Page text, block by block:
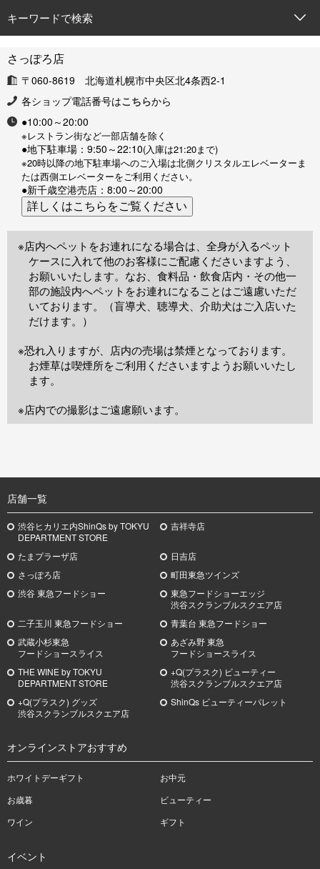
キーワードで検索
さっぽろ店
〒060-8619 北海道札幌市中央区北4条西2-1
各ショップ電話番号はこちらから
●10:00～20:00
※レストラン街など一部店舗を除く
●地下駐車場：9:50～22:10(入庫は21:20まで)
※20時以降の地下駐車場へのご入場は北側クリスタルエレベーターま
たは西側エレベーターをご利用ください。
●新千歳空港売店：8:00～20:00
※店内へペットをお連れになる場合は、全身が入るペット
ケースに入れて他のお客様にご配慮くださいますよう、
お願いいたします。なお、食料品・飲食店内・その他一
部の施設内へペットをお連れになることはご遠慮いただ
いております。（盲導犬、聴導犬、介助犬はご入店いた
だけます。）
※恐れ入りますが、店内の売場は禁煙となっております。
お煙草は喫煙所をご利用くださいますようお願いいたし
ます。
※店内での撮影はご遠慮願います。
店舗一覧
渋谷ヒカリエ内ShinQs by TOKYU
DEPARTMENT STORE
吉祥寺店
たまプラーザ店
日吉店
さっぽろ店
町田東急ツインズ
渋谷 東急フードショー
東急フードショーエッジ
渋谷スクランブルスクエア店
二子玉川 東急フードショー
青葉台 東急フードショー
武蔵小杉東急
フードショースライス
あざみ野東急
フードショースライス
THE WINE by TOKYU
DEPARTMENT STORE
+Q(プラスク) ビューティー
渋谷スクランブルスクエア店
+Q(プラスク) グッズ
渋谷スクランブルスクエア店
ShinQs ビューティーパレット
オンラインストアおすすめ
ホワイトデーギフト
お中元
お歳暮
ビューティー
ワイン
ギフト
イベント